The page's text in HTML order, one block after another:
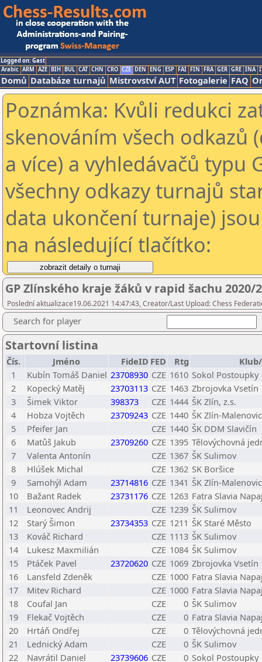
Logged on: Gast
Arabic ARM AZE BIH BUL CAT CHN CRO CZE DEN ENG ESP FAI FIN FRA GER GRE INA
Domů Databáze turnajů Mistrovství AUT Fotogalerie FAQ
Poznámka: Kvůli redukci
skenováním všech odkazů
a více) a vyhledávačů typu
všechny odkazy turnajů
data ukončení turnaje)
na následující tlačítko:
GP Zlínského kraje žáků v rapid šachu 2020/
Poslední aktualizace19.06.2021 14:47:43, Creator/Last Upload: Chess
Search for player
Startovní listina
Čís. Jméno FideID FED Rtg
1
Kubín Tomáš Daniel 23708930 CZE 1610 Sokol Postoupky
2
Kopecký Matěj 23703113 CZE 1463 Zbrojovka Vsetín
3
Šimek Viktor 398373 CZE 1444 ŠK Zlín, z.s.
4
Hobza Vojtěch 23709243 CZE 1440 ŠK Zlín-
5
Pfeifer Jan CZE 1440 ŠK DDM Slavičín
6
Matůš Jakub 23709260 CZE 1395 Tělovýchovná
7
Valenta Antonín CZE 1367 ŠK Sulimov
8
Hlúšek Michal CZE 1362 SK Boršice
9
Samohýl Adam 23714816 CZE 1341 ŠK Zlín-
10
Bažant Radek 23731176 CZE 1263 Fatra Slavia
11
Leonovec Andrij CZE 1239 ŠK Sulimov
12
Starý Šimon 23734353 CZE 1211 ŠK Staré Město
13
Kováč Richard CZE 1113 ŠK Sulimov
14
Lukesz Maxmilián CZE 1084 ŠK Sulimov
15
Ptáček Pavel 23720620 CZE 1069 Zbrojovka Vsetín
16
Lansfeld Zdeněk CZE 1000 Fatra Slavia
17
Mitev Richard CZE 1000 Fatra Slavia
18
Coufal Jan CZE 0 ŠK Sulimov
19
Flekač Vojtěch CZE 0 Fatra Slavia
20
Hrtáň Ondřej CZE 0 Tělovýchovná
21
Lednický Adam CZE 0 ŠK Sulimov
22
Navrátil Daniel 23739606 CZE 0 Sokol Postoupky